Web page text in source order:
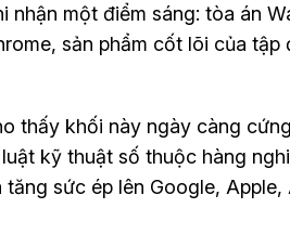
nhận một điểm sáng: tòa án
sản phẩm cốt lõi của
thấy khối này ngày càng
kỹ thuật số thuộc hàng
sức ép lên Google,